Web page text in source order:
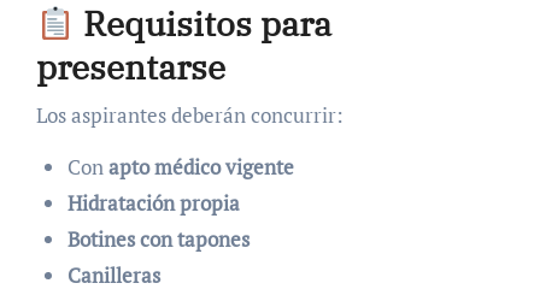
Requisitos para
presentarse
Los aspirantes deberán concurrir:
Con apto médico vigente
Hidratación propia
Botines con tapones
Canilleras